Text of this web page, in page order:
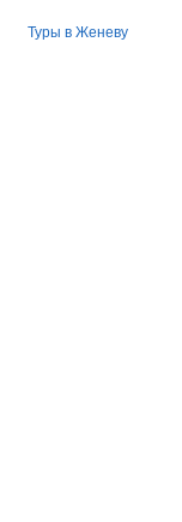
Туры в Женеву